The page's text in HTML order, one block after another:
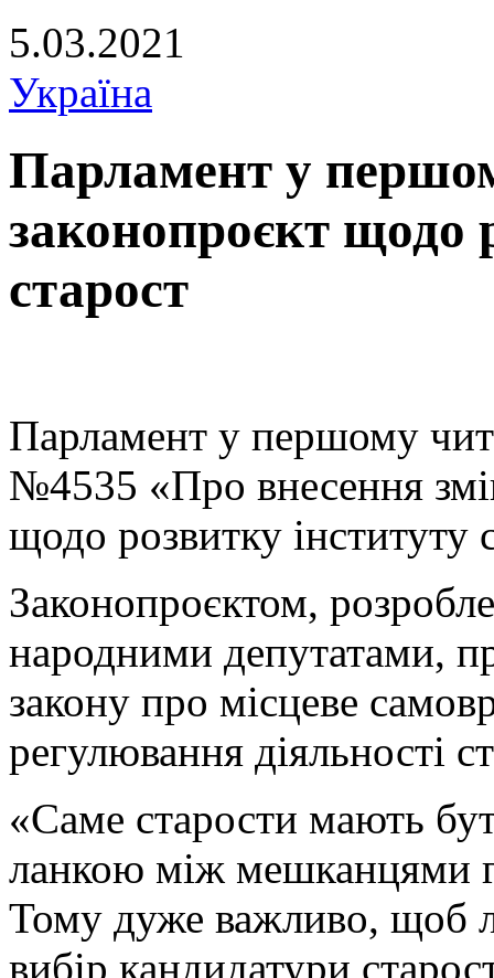
5.03.2021
Україна
Парламент у
законопроєкт щодо
старост
Парламент у першому
№4535 «Про внесення
щодо розвитку інституту
Законопроєктом,
народними депутатами,
закону про місцеве
регулювання діяльності
«Саме старости мають
ланкою між мешканцями
Тому дуже важливо, щоб
вибір кандидатури